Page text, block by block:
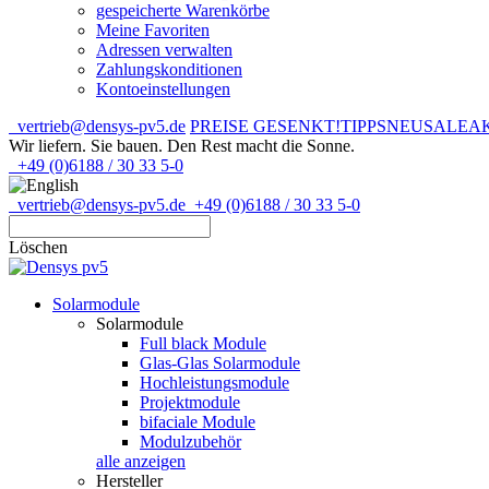
gespeicherte Warenkörbe
Meine Favoriten
Adressen verwalten
Zahlungskonditionen
Kontoeinstellungen
vertrieb@densys-pv5.de PREISE GESENKT!TIPPSNEUSALE
Wir liefern. Sie bauen. Den Rest macht die Sonne.
+49 (0)6188 / 30 33 5-0
vertrieb@densys-pv5.de +49 (0)6188 / 30 33 5-0
Löschen
Solarmodule
Solarmodule
Full black Module
Glas-Glas Solarmodule
Hochleistungsmodule
Projektmodule
bifaciale Module
Modulzubehör
alle anzeigen
Hersteller